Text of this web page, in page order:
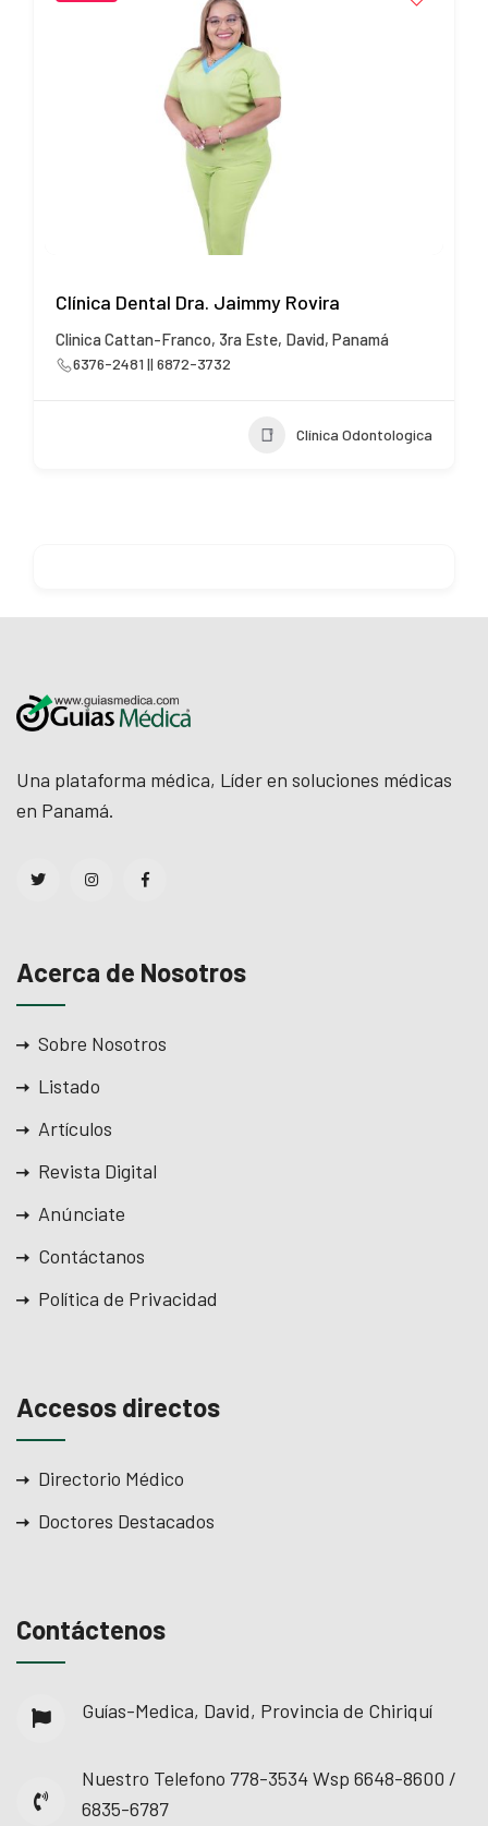
Clínica Dental Dra. Jaimmy Rovira
Clinica Cattan-Franco, 3ra Este, David, Panamá
6376-2481 || 6872-3732
Clínica Odontologica
Una plataforma médica, Líder en soluciones médicas
en Panamá.
Acerca de Nosotros
Sobre Nosotros
Listado
Artículos
Revista Digital
Anúnciate
Contáctanos
Política de Privacidad
Accesos directos
Directorio Médico
Doctores Destacados
Contáctenos
Guías-Medica, David, Provincia de Chiriquí
Nuestro Telefono 778-3534 Wsp 6648-8600 /
6835-6787